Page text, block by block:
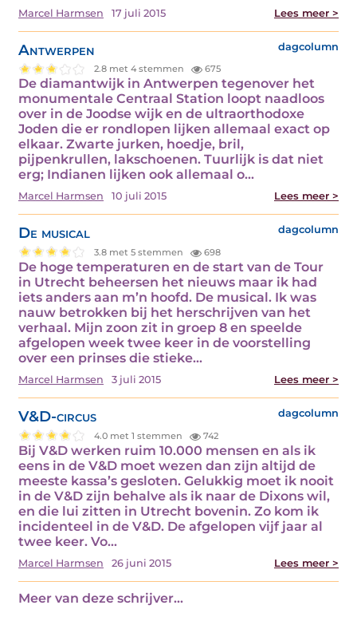
Marcel Harmsen 17 juli 2015 Lees meer >
Antwerpen dagcolumn
2.8 met 4 stemmen 675
De diamantwijk in Antwerpen tegenover het
monumentale Centraal Station loopt naadloos
over in de Joodse wijk en de ultraorthodoxe
Joden die er rondlopen lijken allemaal exact op
elkaar. Zwarte jurken, hoedje, bril,
pijpenkrullen, lakschoenen. Tuurlijk is dat niet
erg; Indianen lijken ook allemaal o...
Marcel Harmsen 10 juli 2015 Lees meer >
De musical dagcolumn
3.8 met 5 stemmen 698
De hoge temperaturen en de start van de Tour
in Utrecht beheersen het nieuws maar ik had
iets anders aan m’n hoofd. De musical. Ik was
nauw betrokken bij het herschrijven van het
verhaal. Mijn zoon zit in groep 8 en speelde
afgelopen week twee keer in de voorstelling
over een prinses die stieke...
Marcel Harmsen 3 juli 2015 Lees meer >
V&D-circus dagcolumn
4.0 met 1 stemmen 742
Bij V&D werken ruim 10.000 mensen en als ik
eens in de V&D moet wezen dan zijn altijd de
meeste kassa’s gesloten. Gelukkig moet ik nooit
in de V&D zijn behalve als ik naar de Dixons wil,
en die lui zitten in Utrecht bovenin. Zo kom ik
incidenteel in de V&D. De afgelopen vijf jaar al
twee keer. Vo...
Marcel Harmsen 26 juni 2015 Lees meer >
Meer van deze schrijver...